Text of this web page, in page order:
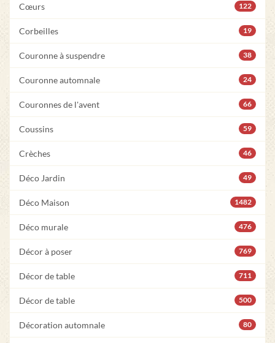
Cœurs 122
Corbeilles 19
Couronne à suspendre 38
Couronne automnale 24
Couronnes de l'avent 66
Coussins 59
Crèches 46
Déco Jardin 49
Déco Maison 1482
Déco murale 476
Décor à poser 769
Décor de table 711
Décor de table 500
Décoration automnale 80